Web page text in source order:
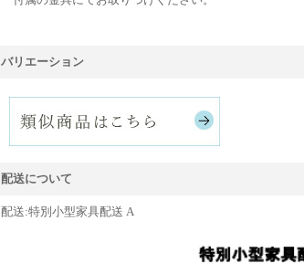
バリエーション
配送について
配送:特別小型家具配送 A